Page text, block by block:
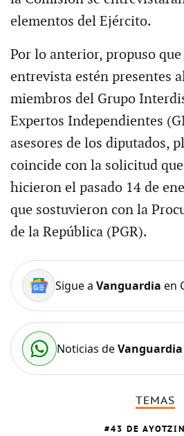
elementos del Ejército.
Por lo anterior, propuso
entrevista estén presentes
miembros del Grupo
Expertos Independientes
asesores de los diputados,
coincide con la solicitud
hicieron el pasado 14 de
que sostuvieron con la
de la República (PGR).
Sigue a Vanguardia en
Noticias deVanguardia
TEMAS
43 DE